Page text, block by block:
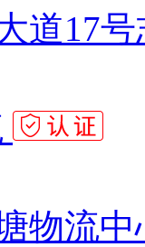
道17
物流中